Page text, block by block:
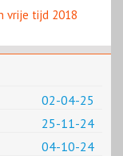
vrije tijd 2018
02-04-25
25-11-24
04-10-24